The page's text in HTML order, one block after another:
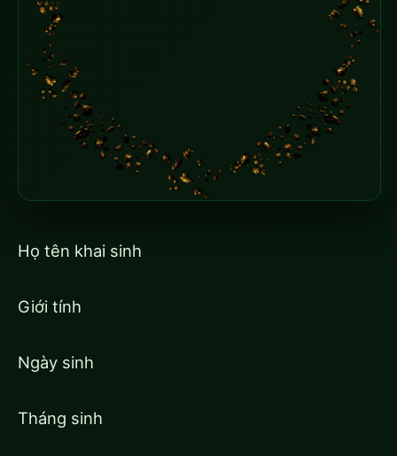
Họ tên khai sinh
Giới tính
Ngày sinh
Tháng sinh